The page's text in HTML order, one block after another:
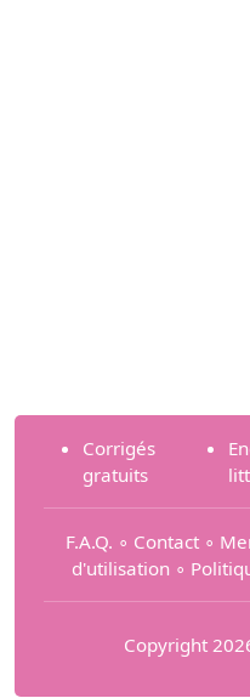
Corrigés
gratuits
F.A.Q. ∘ Contact ∘
d'utilisation ∘
Copyright